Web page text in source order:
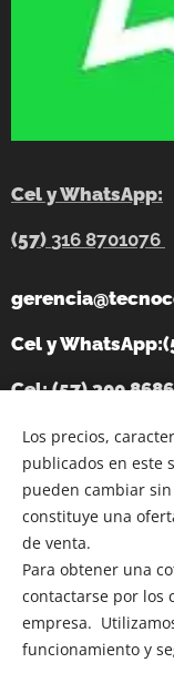
Cel y WhatsApp:
(57) 316 8701076
Cel y
Cel: (57) 300
Telegram:
@tecnocompras;
Copyright 2012-
SAS.
Los precios,
publicados en este
pueden cambiar sin
constituye una
de venta.
Para obtener una
contactarse por los
empresa.
funcionamiento y